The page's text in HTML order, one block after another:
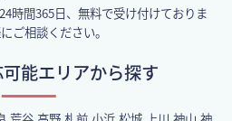
時間365日、無料で受け付けておりま
ご相談ください。
能エリアから探す